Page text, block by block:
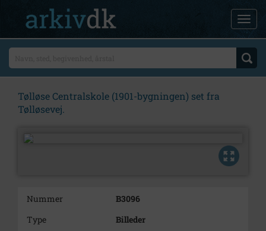
Tølløse Centralskole (1901-bygningen) set fra
Tølløsevej.
Nummer
B3096
Type
Billeder